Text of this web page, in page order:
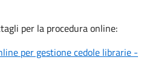
per la procedura online:
per gestione cedole librarie -